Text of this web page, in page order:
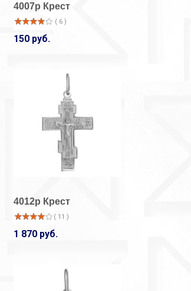
4007р Крест
( 6 )
150 руб.
4012р Крест
( 11 )
1 870 руб.